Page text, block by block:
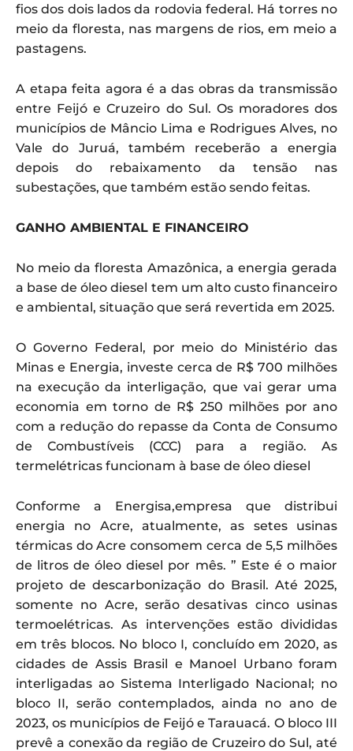
fios dos dois lados da rodovia federal. Há torres no
meio da floresta, nas margens de rios, em meio a
pastagens.
A etapa feita agora é a das obras da transmissão
entre Feijó e Cruzeiro do Sul. Os moradores dos
municípios de Mâncio Lima e Rodrigues Alves, no
Vale do Juruá, também receberão a energia
depois do rebaixamento da tensão nas
subestações, que também estão sendo feitas.
GANHO AMBIENTAL E FINANCEIRO
No meio da floresta Amazônica, a energia gerada
a base de óleo diesel tem um alto custo financeiro
e ambiental, situação que será revertida em 2025.
O Governo Federal, por meio do Ministério das
Minas e Energia, investe cerca de R$ 700 milhões
na execução da interligação, que vai gerar uma
economia em torno de R$ 250 milhões por ano
com a redução do repasse da Conta de Consumo
de Combustíveis (CCC) para a região. As
termelétricas funcionam à base de óleo diesel
Conforme a Energisa,empresa que distribui
energia no Acre, atualmente, as setes usinas
térmicas do Acre consomem cerca de 5,5 milhões
de litros de óleo diesel por mês. ” Este é o maior
projeto de descarbonização do Brasil. Até 2025,
somente no Acre, serão desativas cinco usinas
termoelétricas. As intervenções estão divididas
em três blocos. No bloco I, concluído em 2020, as
cidades de Assis Brasil e Manoel Urbano foram
interligadas ao Sistema Interligado Nacional; no
bloco II, serão contemplados, ainda no ano de
2023, os municípios de Feijó e Tarauacá. O bloco III
prevê a conexão da região de Cruzeiro do Sul, até